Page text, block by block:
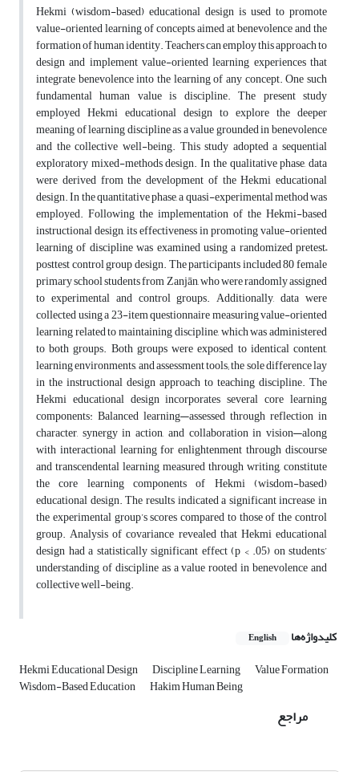
Hekmi (wisdom-based) educational design is used to promote
value-oriented learning of concepts aimed at benevolence and the
formation of human identity. Teachers can employ this approach to
design and implement value-oriented learning experiences that
integrate benevolence into the learning of any concept. One such
fundamental human value is discipline. The present study
employed Hekmi educational design to explore the deeper
meaning of learning discipline as a value grounded in benevolence
and the collective well-being. This study adopted a sequential
exploratory mixed-methods design. In the qualitative phase, data
were derived from the development of the Hekmi educational
design. In the quantitative phase, a quasi-experimental method was
employed. Following the implementation of the Hekmi-based
instructional design, its effectiveness in promoting value-oriented
learning of discipline was examined using a randomized pretest–
posttest control group design. The participants included 80 female
primary school students from Zanjān, who were randomly assigned
to experimental and control groups. Additionally, data were
collected using a 23-item questionnaire measuring value-oriented
learning related to maintaining discipline, which was administered
to both groups. Both groups were exposed to identical content,
learning environments, and assessment tools; the sole difference lay
in the instructional design approach to teaching discipline. The
Hekmi educational design incorporates several core learning
components: Balanced learning—assessed through reflection in
character, synergy in action, and collaboration in vision—along
with interactional learning for enlightenment through discourse
and transcendental learning measured through writing, constitute
the core learning components of Hekmi (wisdom-based)
educational design. The results indicated a significant increase in
the experimental group’s scores compared to those of the control
group. Analysis of covariance revealed that Hekmi educational
design had a statistically significant effect (p < .05) on students’
understanding of discipline as a value rooted in benevolence and
collective well-being.
کلیدواژه‌ها English
Hekmi Educational Design Discipline Learning Value Formation
Wisdom-Based Education Hakim Human Being
مراجع